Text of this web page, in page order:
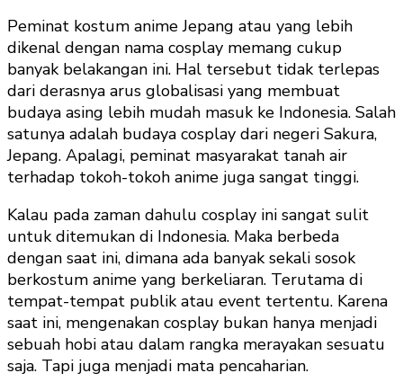
Peminat kostum anime Jepang atau yang lebih
dikenal dengan nama cosplay memang cukup
banyak belakangan ini. Hal tersebut tidak terlepas
dari derasnya arus globalisasi yang membuat
budaya asing lebih mudah masuk ke Indonesia. Salah
satunya adalah budaya cosplay dari negeri Sakura,
Jepang. Apalagi, peminat masyarakat tanah air
terhadap tokoh-tokoh anime juga sangat tinggi.
Kalau pada zaman dahulu cosplay ini sangat sulit
untuk ditemukan di Indonesia. Maka berbeda
dengan saat ini, dimana ada banyak sekali sosok
berkostum anime yang berkeliaran. Terutama di
tempat-tempat publik atau event tertentu. Karena
saat ini, mengenakan cosplay bukan hanya menjadi
sebuah hobi atau dalam rangka merayakan sesuatu
saja. Tapi juga menjadi mata pencaharian.